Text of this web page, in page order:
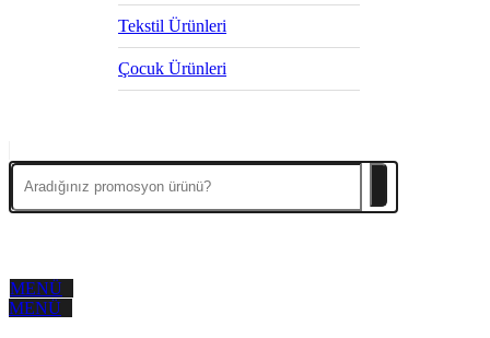
Tekstil Ürünleri
Çocuk Ürünleri